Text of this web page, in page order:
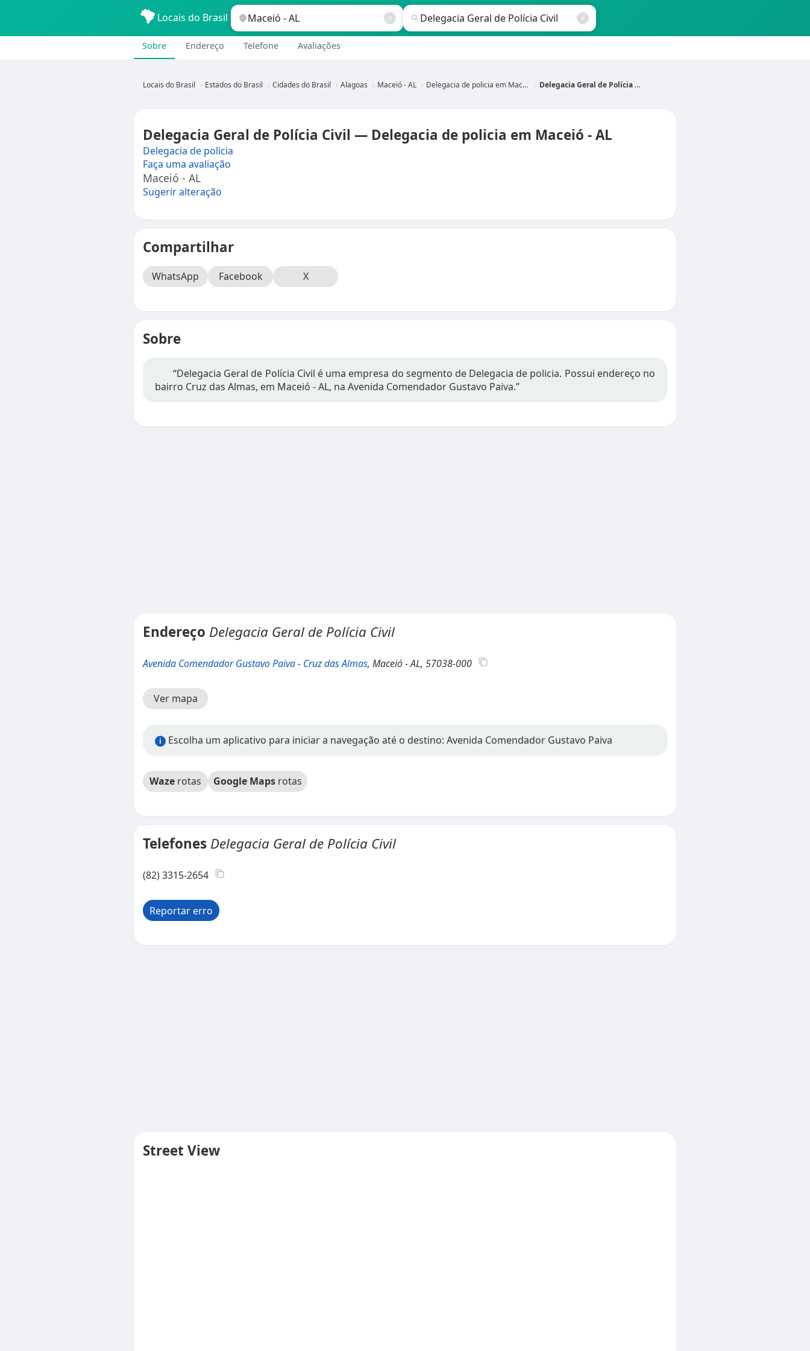
Locais do Brasil
Sobre Endereço Telefone Avaliações
Locais do Brasil Estados do Brasil Cidades do Brasil Alagoas Maceió - AL Delegacia de policia em Maceió - AL Delegacia Geral de Polícia Civil
Delegacia Geral de Polícia Civil — Delegacia de policia em Maceió - AL
Delegacia de policia
Faça uma avaliação
Maceió - AL
Sugerir alteração
Compartilhar
WhatsApp Facebook X
Sobre
“Delegacia Geral de Polícia Civil é uma empresa do segmento de Delegacia de policia. Possui endereço no
bairro Cruz das Almas, em Maceió - AL, na Avenida Comendador Gustavo Paiva.”
Endereço Delegacia Geral de Polícia Civil
Avenida Comendador Gustavo Paiva- Cruz das Almas, Maceió - AL, 57038-000
Ver mapa
i Escolha um aplicativo para iniciar a navegação até o destino: Avenida Comendador Gustavo Paiva
Waze rotas Google Maps rotas
Telefones Delegacia Geral de Polícia Civil
(82) 3315-2654
Reportar erro
Street View